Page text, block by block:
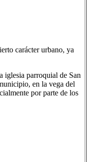
carácter urbano, ya
iglesia parroquial de San
en la vega del
por parte de los